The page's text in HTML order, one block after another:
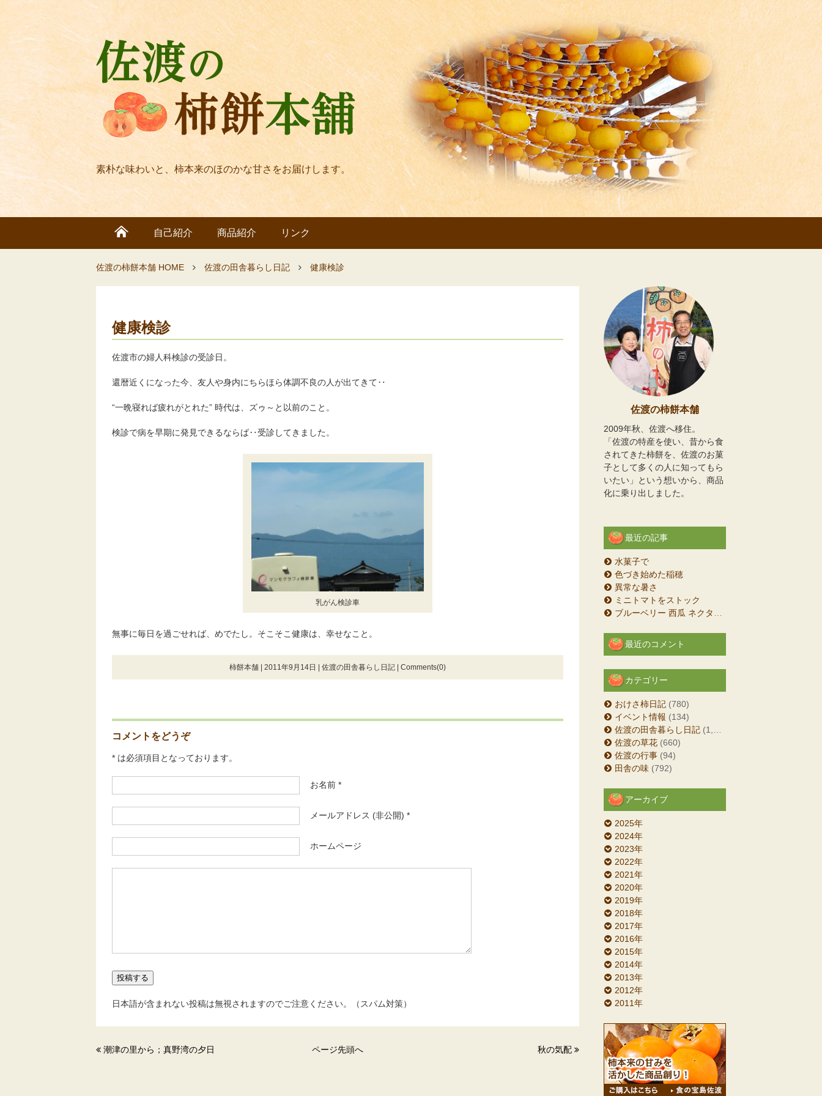
素朴な味わいと、柿本来のほのかな甘さをお届けします。
自己紹介 商品紹介 リンク
佐渡の柿餅本舗 HOME 佐渡の田舎暮らし日記 健康検診
健康検診
佐渡市の婦人科検診の受診日。
還暦近くになった今、友人や身内にちらほら体調不良の人が出てきて‥
“一晩寝れば疲れがとれた” 時代は、ズゥ～と以前のこと。
検診で病を早期に発見できるならば‥受診してきました。
乳がん検診車
無事に毎日を過ごせれば、めでたし。そこそこ健康は、幸せなこと。
柿餅本舗 | 2011年9月14日 | 佐渡の田舎暮らし日記 | Comments(0)
コメントをどうぞ
* は必須項目となっております。
お名前 *
メールアドレス (非公開) *
ホームページ
日本語が含まれない投稿は無視されますのでご注意ください。（スパム対策）
潮津の里から；真野湾の夕日 ページ先頭へ 秋の気配
佐渡の柿餅本舗
2009年秋、佐渡へ移住。
「佐渡の特産を使い、昔から食
されてきた柿餅を、佐渡のお菓
子として多くの人に知ってもら
いたい」という想いから、商品
化に乗り出しました。
最近の記事
水菓子で
色づき始めた稲穂
異常な暑さ
ミニトマトをストック
ブルーベリー 西瓜 ネクタリン
最近のコメント
カテゴリー
おけさ柿日記 (780)
イベント情報 (134)
佐渡の田舎暮らし日記 (1,204)
佐渡の草花 (660)
佐渡の行事 (94)
田舎の味 (792)
アーカイブ
2025年
2024年
2023年
2022年
2021年
2020年
2019年
2018年
2017年
2016年
2015年
2014年
2013年
2012年
2011年